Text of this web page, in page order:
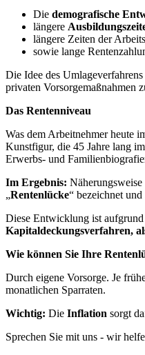
Die demografische
längere
längere Zeiten der
sowie lange
Die Idee des
privaten Vorsorgemaßnahmen
Das Rentenniveau
Was dem Arbeitnehmer heute
Kunstfigur, die 45 Jahre lang
Erwerbs- und
Im Ergebnis:
„Rentenlücke“ bezeichnet
Diese Entwicklung ist
Kapitaldeckungsverfahren,
Wie können Sie Ihre
Durch eigene Vorsorge. Je
monatlichen Sparraten.
Wichtig: Die Inflation sorgt
Sprechen Sie mit uns - wir